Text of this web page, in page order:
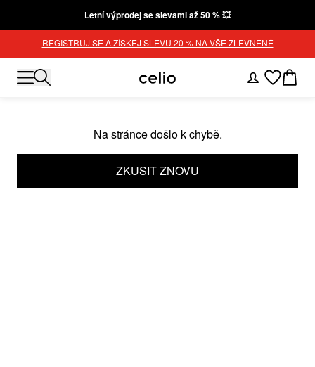
Letní výprodej se slevami až 50 % 💥
REGISTRUJ SE A ZÍSKEJ SLEVU 20 % NA VŠE ZLEVNĚNÉ
Na stránce došlo k chybě.
ZKUSIT ZNOVU